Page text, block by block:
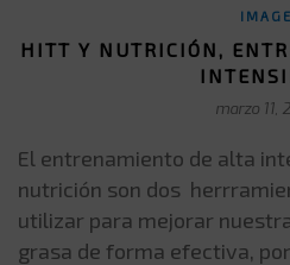
IMAGE
HITT Y NUTRICIÓN,
marzo 11,
El entrenamiento de alta
nutrición son dos
utilizar para mejorar
grasa de forma efectiva,